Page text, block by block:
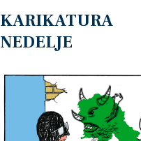
KARIKATURA
NEDELJE